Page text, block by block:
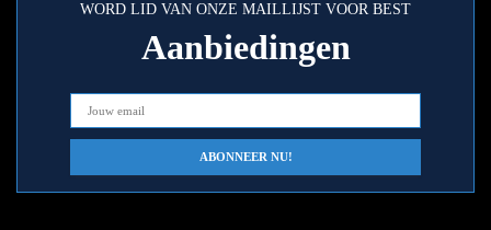
WORD LID VAN ONZE MAILLIJST VOOR BEST
Aanbiedingen